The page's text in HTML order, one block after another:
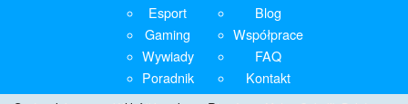
Esport
Gaming
Wywiady
Poradnik
Blog
Współprace
FAQ
Kontakt